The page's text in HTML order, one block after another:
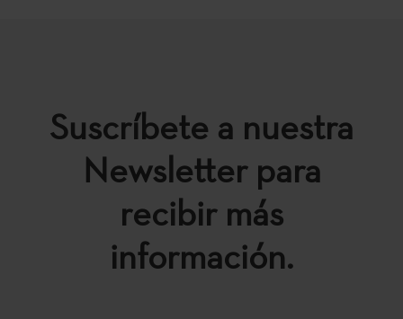
Suscríbete a nuestra
Newsletter para
recibir más
información.